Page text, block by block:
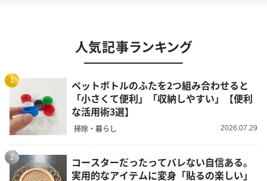
人気記事ランキング
1
ペットボトルのふたを2つ組み合わせると
「小さくて便利」「収納しやすい」【便利
な活用術3選】
掃除・暮らし 2026.07.29
2
コースターだったってバレない自信ある。
実用的なアイテムに変身「貼るの楽しい」